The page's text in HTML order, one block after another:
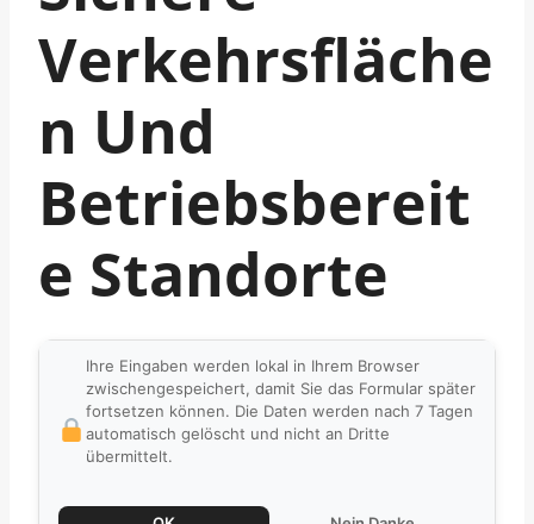
Verkehrsfläche
N Und
Betriebsbereit
E Standorte
Ihre Eingaben werden lokal in Ihrem Browser
zwischengespeichert, damit Sie das Formular später
fortsetzen können. Die Daten werden nach 7 Tagen
automatisch gelöscht und nicht an Dritte
übermittelt.